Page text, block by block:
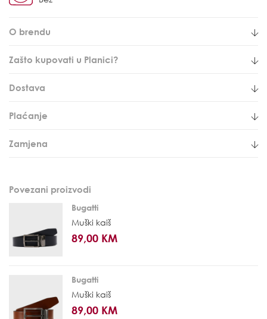
O brendu
Zašto kupovati u Planici?
Dostava
Plaćanje
Zamjena
Povezani proizvodi
Bugatti
Muški kaiš
89,00 KM
Bugatti
Muški kaiš
89,00 KM